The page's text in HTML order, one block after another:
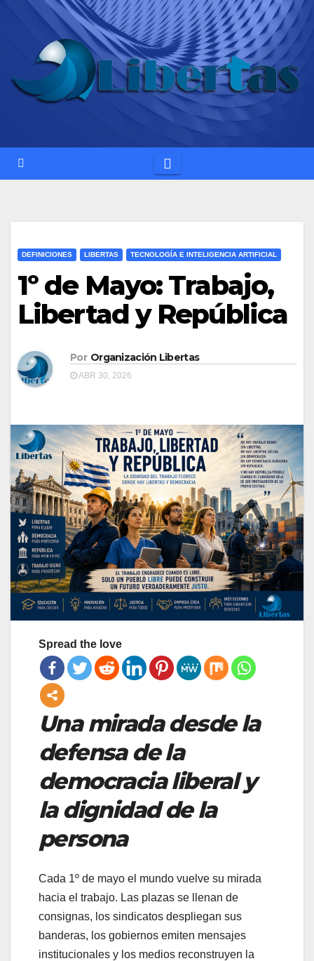
contenido
DEFINICIONES LIBERTAS TECNOLOGÍA E INTELIGENCIA ARTIFICIAL
1º de Mayo: Trabajo,
Libertad y República
Por Organización Libertas
ABR 30, 2026
Spread the love
Una mirada desde la
defensa de la
democracia liberal y
la dignidad de la
persona
Cada 1º de mayo el mundo vuelve su mirada
hacia el trabajo. Las plazas se llenan de
consignas, los sindicatos despliegan sus
banderas, los gobiernos emiten mensajes
institucionales y los medios reconstruyen la